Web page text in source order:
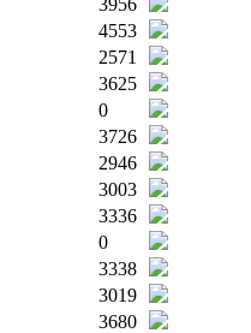
4553
2571
3625
0
3726
2946
3003
3336
0
3338
3019
3680